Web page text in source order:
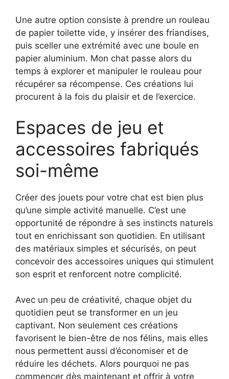
Une autre option consiste à prendre un rouleau
de papier toilette vide, y insérer des friandises,
puis sceller une extrémité avec une boule en
papier aluminium. Mon chat passe alors du
temps à explorer et manipuler le rouleau pour
récupérer sa récompense. Ces créations lui
procurent à la fois du plaisir et de l’exercice.
Espaces de jeu et
accessoires fabriqués
soi-même
Créer des jouets pour votre chat est bien plus
qu’une simple activité manuelle. C’est une
opportunité de répondre à ses instincts naturels
tout en enrichissant son quotidien. En utilisant
des matériaux simples et sécurisés, on peut
concevoir des accessoires uniques qui stimulent
son esprit et renforcent notre complicité.
Avec un peu de créativité, chaque objet du
quotidien peut se transformer en un jeu
captivant. Non seulement ces créations
favorisent le bien-être de nos félins, mais elles
nous permettent aussi d’économiser et de
réduire les déchets. Alors pourquoi ne pas
commencer dès maintenant et offrir à votre